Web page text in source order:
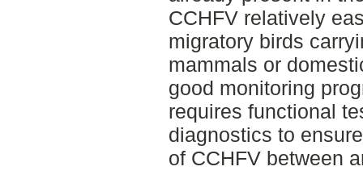
CCHFV relatively
migratory birds
mammals or
good monitoring
requires functional
diagnostics to
of CCHFV between